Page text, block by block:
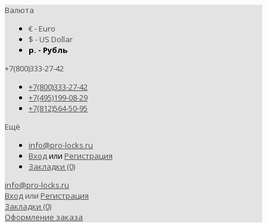
Валюта
€ - Euro
$ - US Dollar
р. - Рубль
+7(800)333-27-42
+7(800)333-27-42
+7(495)199-08-29
+7(812)564-50-95
Ещё
info@pro-locks.ru
Входили Регистрация
Закладки (0)
info@pro-locks.ru
Вход или Регистрация
Закладки (0)
Оформление заказа